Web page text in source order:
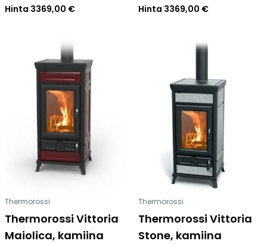
Hinta 3369,00 € Hinta 3369,00 €
Thermorossi
Thermorossi Vittoria
Maiolica, kamiina
Thermorossi
Thermorossi Vittoria
Stone, kamiina